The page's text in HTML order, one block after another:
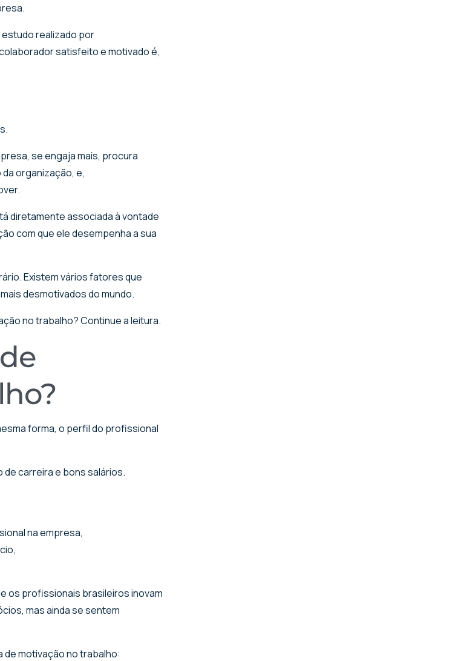
realizado por
satisfeito e motivado é,
se engaja mais, procura
organização, e,
diretamente associada à vontade
com que ele desempenha a sua
Existem vários fatores que
desmotivados do mundo.
no trabalho? Continue a leitura.
forma, o perfil do profissional
carreira e bons salários.
na empresa,
os profissionais brasileiros inovam
mas ainda se sentem
motivação no trabalho: